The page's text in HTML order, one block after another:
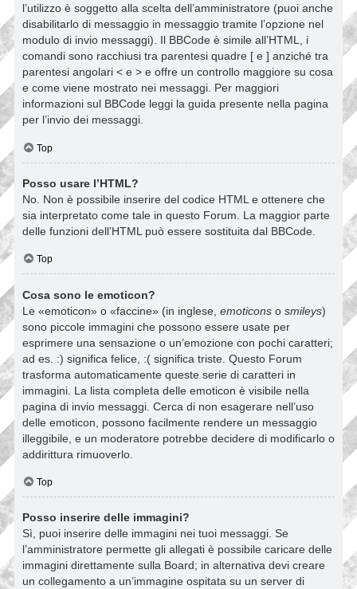
l’utilizzo è soggetto alla scelta dell’amministratore (puoi anche
disabilitarlo di messaggio in messaggio tramite l’opzione nel
modulo di invio messaggi). Il BBCode è simile all’HTML, i
comandi sono racchiusi tra parentesi quadre [ e ] anziché tra
parentesi angolari < e > e offre un controllo maggiore su cosa
e come viene mostrato nei messaggi. Per maggiori
informazioni sul BBCode leggi la guida presente nella pagina
per l’invio dei messaggi.
Top
Posso usare l’HTML?
No. Non è possibile inserire del codice HTML e ottenere che
sia interpretato come tale in questo Forum. La maggior parte
delle funzioni dell’HTML può essere sostituita dal BBCode.
Top
Cosa sono le emoticon?
Le «emoticon» o «faccine» (in inglese, emoticons o smileys)
sono piccole immagini che possono essere usate per
esprimere una sensazione o un’emozione con pochi caratteri;
ad es. :) significa felice, :( significa triste. Questo Forum
trasforma automaticamente queste serie di caratteri in
immagini. La lista completa delle emoticon è visibile nella
pagina di invio messaggi. Cerca di non esagerare nell’uso
delle emoticon, possono facilmente rendere un messaggio
illeggibile, e un moderatore potrebbe decidere di modificarlo o
addirittura rimuoverlo.
Top
Posso inserire delle immagini?
Sì, puoi inserire delle immagini nei tuoi messaggi. Se
l’amministratore permette gli allegati è possibile caricare delle
immagini direttamente sulla Board; in alternativa devi creare
un collegamento a un’immagine ospitata su un server di